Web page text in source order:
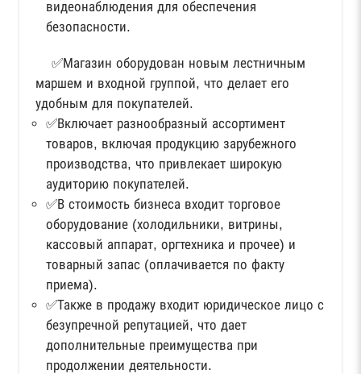
видеонаблюдения для обеспечения
безопасности.
✅Магазин оборудован новым лестничным
маршем и входной группой, что делает его
удобным для покупателей.
✅Включает разнообразный ассортимент
товаров, включая продукцию зарубежного
производства, что привлекает широкую
аудиторию покупателей.
✅В стоимость бизнеса входит торговое
оборудование (холодильники, витрины,
кассовый аппарат, оргтехника и прочее) и
товарный запас (оплачивается по факту
приема).
✅Также в продажу входит юридическое лицо с
безупречной репутацией, что дает
дополнительные преимущества при
продолжении деятельности.